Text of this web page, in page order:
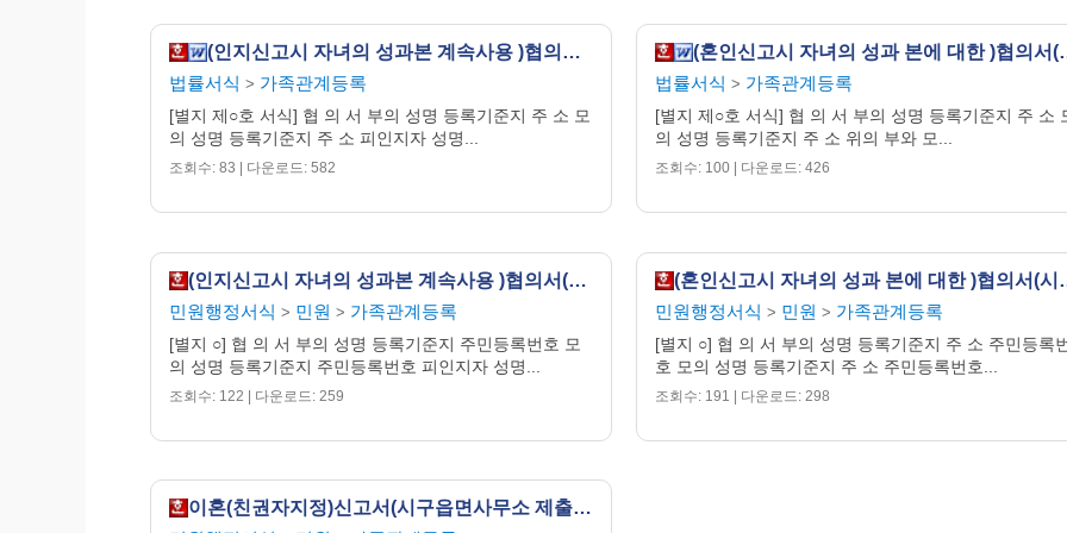
(인지신고시 자녀의 성과본 계속사용 )협의서(시구읍면사무소 제출용)
법률서식 > 가족관계등록
[별지 제○호 서식] 협 의 서 부의 성명 등록기준지 주 소 모
의 성명 등록기준지 주 소 피인지자 성명...
조회수: 83 | 다운로드: 582
(혼인신고시 자
법률서식 > 가족관계등록
[별지 제○호 서식] 협 의 서 부의 성명 등록기준지 주 소
의 성명 등록기준지 주 소 위의 부와 모...
조회수: 100 | 다운로드: 426
(인지신고시 자녀의 성과본 계속사용 )협의서(시구읍면사무소 제출용)
민원행정서식 > 민원 > 가족관계등록
[별지 ○] 협 의 서 부의 성명 등록기준지 주민등록번호 모
의 성명 등록기준지 주민등록번호 피인지자 성명...
조회수: 122 | 다운로드: 259
(혼인신고시 자
민원행정서식 > 민원 > 가족관계등록
[별지 ○] 협 의 서 부의 성명 등록기준지 주 소 주민등록
호 모의 성명 등록기준지 주 소 주민등록번호...
조회수: 191 | 다운로드: 298
이혼(친권자지정)신고서(시구읍면사무소 제출용)